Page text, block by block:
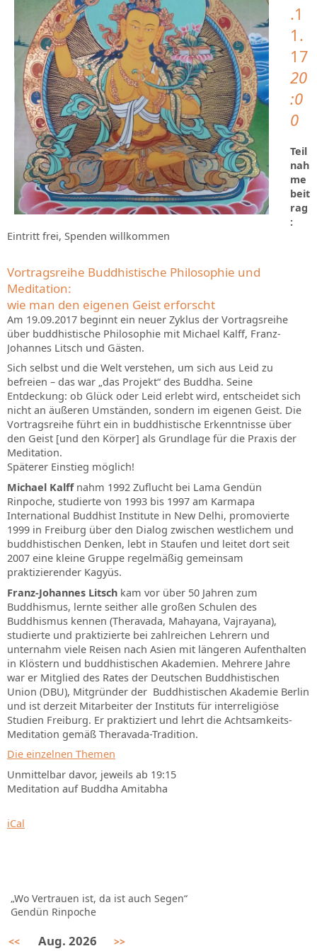
.1
1.
17
20
:0
0
Teil
nah
me
beit
rag
:
Eintritt frei, Spenden willkommen
Vortragsreihe Buddhistische Philosophie und
Meditation:
wie man den eigenen Geist erforscht
Am 19.09.2017 beginnt ein neuer Zyklus der Vortragsreihe
über buddhistische Philosophie mit Michael Kalff, Franz-
Johannes Litsch und Gästen.
Sich selbst und die Welt verstehen, um sich aus Leid zu
befreien – das war „das Projekt“ des Buddha. Seine
Entdeckung: ob Glück oder Leid erlebt wird, entscheidet sich
nicht an äußeren Umständen, sondern im eigenen Geist. Die
Vortragsreihe führt ein in buddhistische Erkenntnisse über
den Geist [und den Körper] als Grundlage für die Praxis der
Meditation.
Späterer Einstieg möglich!
Michael Kalffnahm 1992 Zuflucht bei Lama Gendün
Rinpoche, studierte von 1993 bis 1997 am Karmapa
International Buddhist Institute in New Delhi, promovierte
1999 in Freiburg über den Dialog zwischen westlichem und
buddhistischen Denken, lebt in Staufen und leitet dort seit
2007 eine kleine Gruppe regelmäßig gemeinsam
praktizierender Kagyüs.
Franz-Johannes Litsch kam vor über 50 Jahren zum
Buddhismus, lernte seither alle großen Schulen des
Buddhismus kennen (Theravada, Mahayana, Vajrayana),
studierte und praktizierte bei zahlreichen Lehrern und
unternahm viele Reisen nach Asien mit längeren Aufenthalten
in Klöstern und buddhistischen Akademien. Mehrere Jahre
war er Mitglied des Rates der Deutschen Buddhistischen
Union (DBU), Mitgründer der Buddhistischen Akademie Berlin
und ist derzeit Mitarbeiter der Instituts für interreligiöse
Studien Freiburg. Er praktiziert und lehrt die Achtsamkeits-
Meditation gemäß Theravada-Tradition.
Die einzelnen Themen
Unmittelbar davor, jeweils ab 19:15
Meditation auf Buddha Amitabha
iCal
„Wo Vertrauen ist, da ist auch Segen“
Gendün Rinpoche
<< Aug. 2026 >>